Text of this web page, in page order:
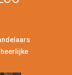
heerlijke